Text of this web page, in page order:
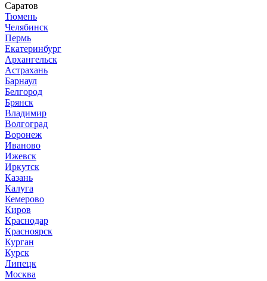
Саратов
Тюмень
Челябинск
Пермь
Екатеринбург
Архангельск
Астрахань
Барнаул
Белгород
Брянск
Владимир
Волгоград
Воронеж
Иваново
Ижевск
Иркутск
Казань
Калуга
Кемерово
Киров
Краснодар
Красноярск
Курган
Курск
Липецк
Москва